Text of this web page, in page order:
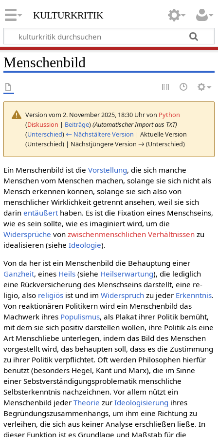
kulturkritik
Menschenbild
Version vom 2. November 2025, 18:30 Uhr von Python
(Diskussion | Beiträge)(Automatischer Import aus TXT)
(Unterschied) ← Nächstältere Version | Aktuelle Version
(Unterschied) | Nächstjüngere Version → (Unterschied)
Ein Menschenbild ist die Vorstellung, die sich manche
Menschen vom Menschen machen, solange sie sich nicht als
Mensch erkennen können, solange sie sich also von
menschlicher Wirklichkeit getrennt ansehen, weil sie sich
darin entäußerthaben. Es ist die Fixation eines Menschseins,
wie es sein sollte, wie es imaginiert wird, um die
Widersprüche von zwischenmenschlichen Verhältnissenzu
idealisieren (siehe Ideologie).
Von da her ist ein Menschenbild die Behauptung einer
Ganzheit, eines Heils(siehe Heilserwartung), die lediglich
eine Rückversicherung des Menschseins darstellt, eine re-
ligio, also religiösist und im Widerspruchzu jeder Erkenntnis.
Von reaktionären Politikern wird ein Menschenbild das
Machwerk ihres Populismus, als Plakat ihrer Politik bemüht,
mit dem sie sich positiv darstellen wollen, ihre Politik als eine
Art Menschliebe unterlegen, indem das Bild des Menschen
vorgestellt wird, das behaupten soll, dass es die Zustimmung
zu ihrer Politik verpflichtet. Oft werden Philosophen hierfür
benutzt (besonders Hegel, Kant und Marx), die im Sinne
einer Sebstverständigungsproblematik menschliche
Selbsterkenntnis nachzeichnen. Vor allem nützt ein
Menschenbild jeder Theorie zur Ideologisierung ihres
Begründungszusammenhangs, um ihm eine Richtung zu
verleihen, die sich aus keiner Analyse erschließen ließe. In
dieser Funktion ist es Grundlage und Maßstab für die